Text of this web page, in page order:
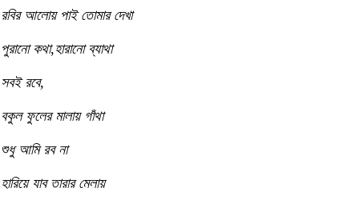
রবির আলোয় পাই তোমার দেখা
পুরানো কথা,হারানো ব্যাথা
সবই রবে,
বকুল ফুলের মালায় গাঁথা
শুধু আমি রব না
হারিয়ে যাব তারার মেলায়